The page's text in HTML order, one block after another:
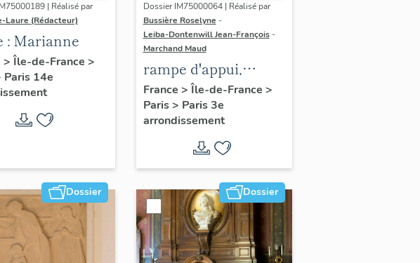
| Réalisé par
Laure (Rédacteur)
: Marianne
> Île-de-France >
Paris 14e
Dossier IM75000064 | Réalisé par
Bussière Roselyne -
Leiba-Dontenwill Jean-François -
Marchand Maud
rampe d'appui,
escalier de la maison
à porte cochère dite
hôtel Le Lièvre de
La Grange
France > Île-de-France >
Paris> Paris 3e
arrondissement
Dossier Dossier